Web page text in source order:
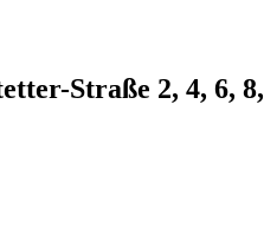
Straße 2, 4, 6, 8,